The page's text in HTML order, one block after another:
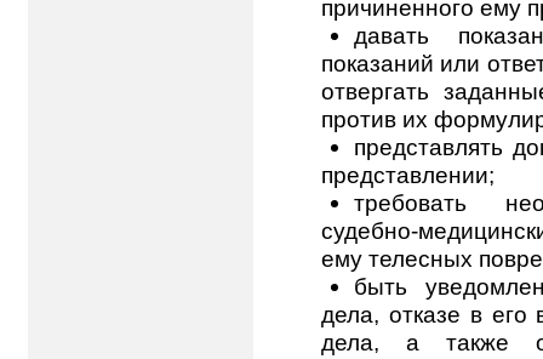
причиненного ему
давать
показаний или
отвергать
против их
представлять
представлении;
требовать
судебно-
ему телесных
быть
дела, отказе в
дела, а также о